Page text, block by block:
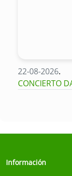
22-08-2026.
CONCIERTO
Información